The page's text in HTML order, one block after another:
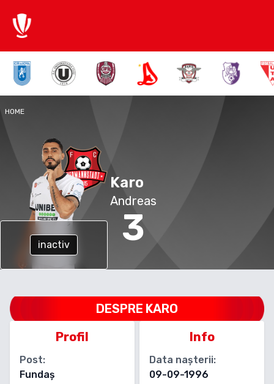
HOME
inactiv 3
Karo
Andreas
DESPRE KARO
Profil
Post:
Fundaș
Info
Data nașterii:
09-09-1996